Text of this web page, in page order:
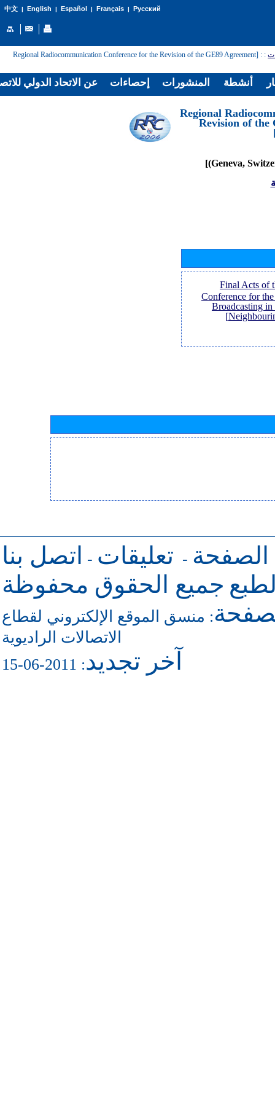
中文| English | Español | Français| Русский
:
: [Regional Radiocommunication Conference for the Revision of the GE89 Agreement
[Regional
Revision of the
[Final Acts of
Conference for
Broadcasting
الصفحة - تعليقات -
اتصل بنا
جميع الحقوق محفوظة
: منسق الموقع الإلكتروني لقطاع
الاتصالات الراديوية
آخر تجديد: 2011-06-15
عن الاتحاد الدولي إحصاءات المنشورات أنشطة